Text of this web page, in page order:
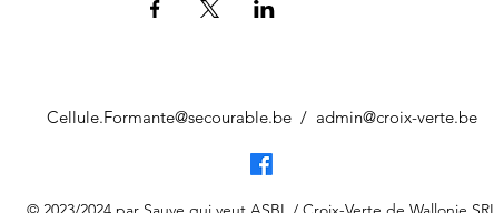
Cellule.Formante@secourable.be/ admin@croix-verte.be